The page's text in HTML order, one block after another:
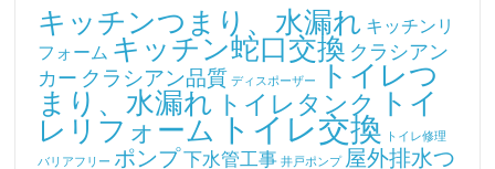
キッチンつまり、水漏れ キッチンリ
フォーム キッチン蛇口交換 クラシアン
カー クラシアン品質 ディスポーザー トイレつ
まり、水漏れ トイレタンク トイ
レリフォーム トイレ交換 トイレ修理
バリアフリー ポンプ下水管工事 井戸ポンプ 屋外排水つ